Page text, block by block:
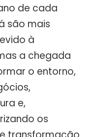
de cada
são mais
à
a chegada
o entorno,
e,
os